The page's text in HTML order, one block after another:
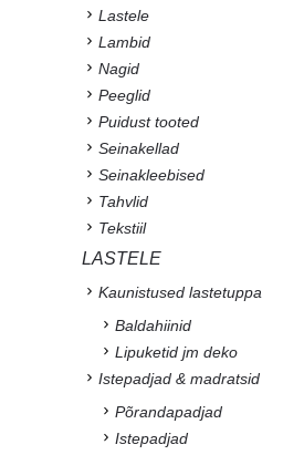
Lastele
Lambid
Nagid
Peeglid
Puidust tooted
Seinakellad
Seinakleebised
Tahvlid
Tekstiil
LASTELE
Kaunistused lastetuppa
Baldahiinid
Lipuketid jm deko
Istepadjad & madratsid
Põrandapadjad
Istepadjad